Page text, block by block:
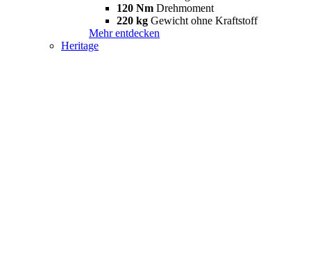
120 Nm Drehmoment
220 kg Gewicht ohne Kraftstoff
Mehr entdecken
Heritage